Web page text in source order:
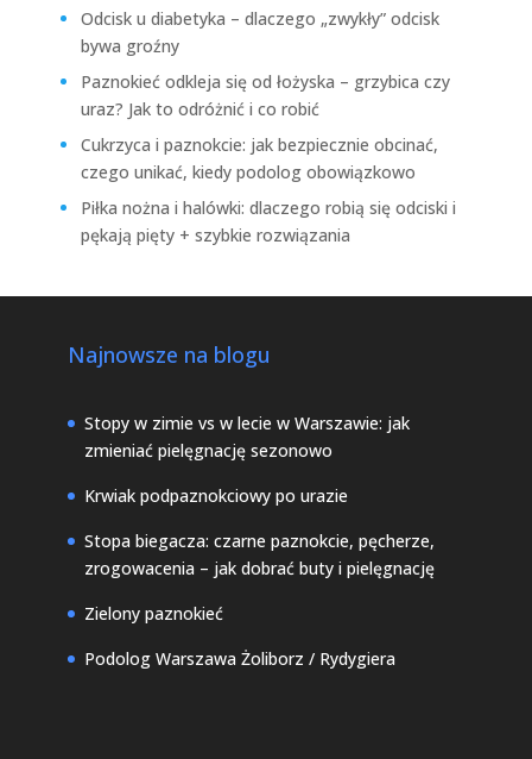
Odcisk u diabetyka – dlaczego „zwykły” odcisk
bywa groźny
Paznokieć odkleja się od łożyska – grzybica czy
uraz? Jak to odróżnić i co robić
Cukrzyca i paznokcie: jak bezpiecznie obcinać,
czego unikać, kiedy podolog obowiązkowo
Piłka nożna i halówki: dlaczego robią się odciski i
pękają pięty + szybkie rozwiązania
Najnowsze na blogu
Stopy w zimie vs w lecie w Warszawie: jak
zmieniać pielęgnację sezonowo
Krwiak podpaznokciowy po urazie
Stopa biegacza: czarne paznokcie, pęcherze,
zrogowacenia – jak dobrać buty i pielęgnację
Zielony paznokieć
Podolog Warszawa Żoliborz / Rydygiera